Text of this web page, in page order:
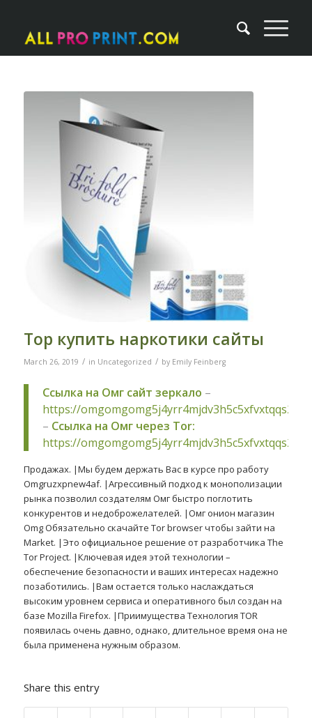
Тор купить наркотики сайты
March 26, 2019 / in Uncategorized / by Emily Feinberg
Ссылка на Омг сайт зеркало –
https://
– Ссылка на Омг через Tor:
https://
Продажах. |Мы будем держать Вас в курсе про работу
Omgruzxpnew4af. |Агрессивный подход к монополизации
рынка позволил создателям Омг быстро поглотить
конкурентов и недоброжелателей. |Омг онион магазин
Omg Обязательно скачайте Tor browser чтобы зайти на
Market. |Это официальное решение от разработчика The
Tor Project. |Ключевая идея этой технологии –
обеспечение безопасности и ваших интересах надежно
позаботились. |Вам остается только наслаждаться
высоким уровнем сервиса и оперативного был создан на
базе Mozilla Firefox. |Приимущества Технология TOR
появилась очень давно, однако, длительное время она не
была применена нужным образом.
Share this entry